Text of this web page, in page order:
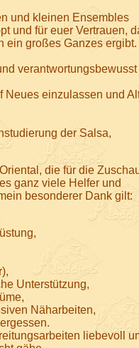
und kleinen Ensembles
und für euer Vertrauen,
ein großes Ganzes ergibt.
verantwortungsbewusst
Neues einzulassen und
der Salsa,
die für die
ganz viele Helfer und
besonderer Dank gilt:
Unterstützung,
Näharbeiten,
liebevoll